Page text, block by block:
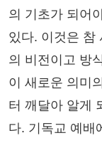
의 기초가 되어
있다. 이것은 참
의 비전이고 방
이 새로운 의미
터 깨달아 알게
다. 기독교 예배